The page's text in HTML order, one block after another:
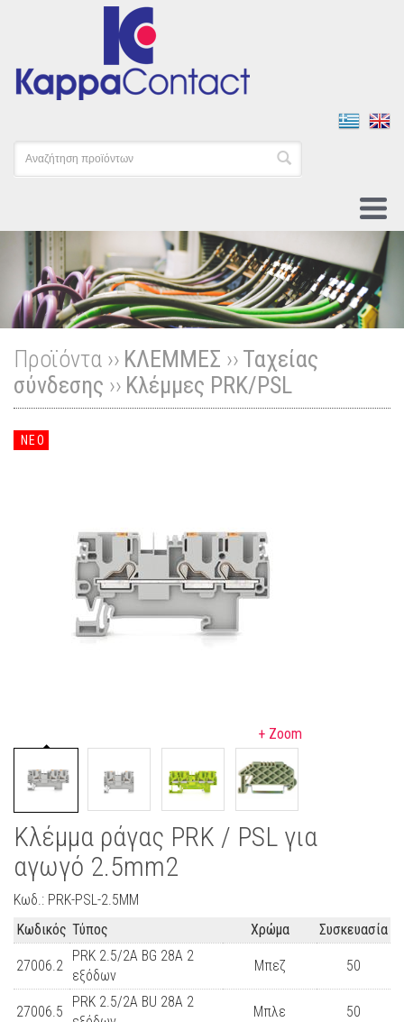
Προϊόντα ›› ΚΛΕΜΜΕΣ ›› Ταχείας
σύνδεσης ›› Κλέμμες PRK/PSL
ΝΕΟ
+ Zoom
Κλέμμα ράγας PRK / PSL για
αγωγό 2.5mm2
Κωδ.: PRK-PSL-2.5MM
Κωδικός Τύπος Χρώμα Συσκευασία
27006.2
PRK 2.5/2A BG 28A 2
εξόδων
Μπεζ 50
27006.5
PRK 2.5/2A BU 28A 2
Μπλε 50